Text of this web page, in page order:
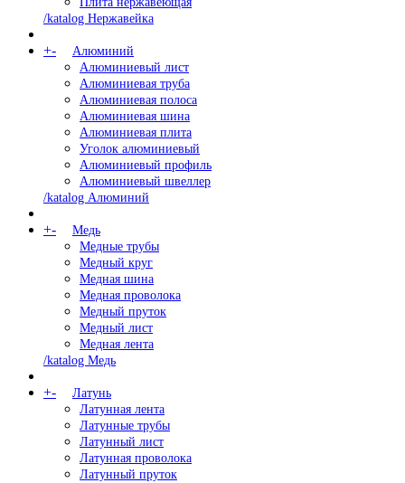
/katalog Нержавейка
+-
Алюминий
Алюминиевый лист
Алюминиевая труба
Алюминиевая полоса
Алюминиевая шина
Алюминиевая плита
Уголок алюминиевый
Алюминиевый профиль
Алюминиевый швеллер
/katalog Алюминий
+-
Медь
Медные трубы
Медный круг
Медная шина
Медная проволока
Медный пруток
Медный лист
Медная лента
/katalog Медь
+-
Латунь
Латунная лента
Латунные трубы
Латунный лист
Латунная проволока
Латунный пруток